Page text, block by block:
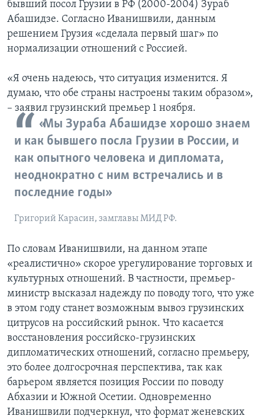
бывший посол Грузии в РФ (2000-2004) Зураб
Абашидзе. Согласно Иванишвили, данным
решением Грузия «сделала первый шаг» по
нормализации отношений с Россией.
«Я очень надеюсь, что ситуация изменится. Я
думаю, что обе страны настроены таким образом»,
– заявил грузинский премьер 1 ноября.
«Мы Зураба Абашидзе хорошо знаем
и как бывшего посла Грузии в России, и
как опытного человека и дипломата,
неоднократно с ним встречались и в
последние годы»
Григорий Карасин, замглавы МИД РФ.
По словам Иванишвили, на данном этапе
«реалистично» скорое урегулирование торговых и
культурных отношений. В частности, премьер-
министр высказал надежду по поводу того, что уже
в этом году станет возможным вывоз грузинских
цитрусов на российский рынок. Что касается
восстановления российско-грузинских
дипломатических отношений, согласно премьеру,
это более долгосрочная перспектива, так как
барьером является позиция России по поводу
Абхазии и Южной Осетии. Одновременно
Иванишвили подчеркнул, что формат женевских